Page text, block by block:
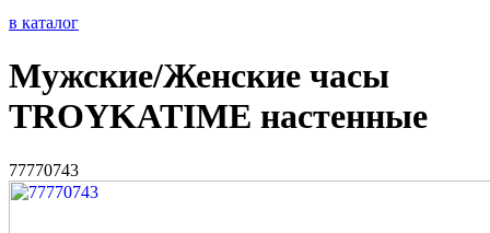
в каталог
Мужские/Женские часы
TROYKATIME настенные
77770743